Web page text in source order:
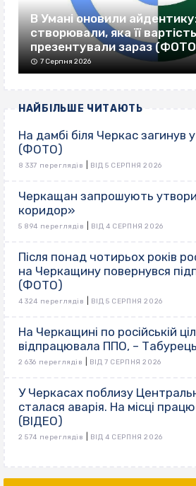
В Умані оновили айдентику:
створювали, яка її
презентували зараз
7 Серпня 2026
НАЙБІЛЬШЕ ЧИТАЮТЬ
На дамбі біля Черкас загинув
(ФОТО)
8 337 переглядів ВІД 5 СЕРПНЯ 2026
Черкащан запрошують
коридор»
5 894 переглядів ВІД 4 СЕРПНЯ 2026
Після понад чотирьох років
на Черкащину повернувся
(ФОТО)
4 324 переглядів ВІД 5 СЕРПНЯ 2026
На Черкащині по російській
відпрацювала ППО, – Табурець
2 636 переглядів ВІД 7 СЕРПНЯ 2026
У Черкасах поблизу
сталася аварія. На місці
(ВІДЕО)
2 574 переглядів ВІД 4 СЕРПНЯ 2026